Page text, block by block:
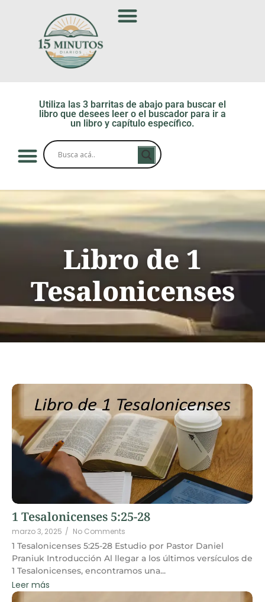
Utiliza las 3 barritas de abajo para buscar el
libro que desees leer o el buscador para ir a
un libro y capítulo específico.
Libro de 1
Tesalonicenses
1 Tesalonicenses 5:25-28
marzo 3, 2025 / No Comments
1 Tesalonicenses 5:25-28 Estudio por Pastor Daniel
Praniuk Introducción Al llegar a los últimos versículos de
1 Tesalonicenses, encontramos una...
Leer más